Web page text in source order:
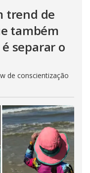
trend de
também
separar o
de conscientização